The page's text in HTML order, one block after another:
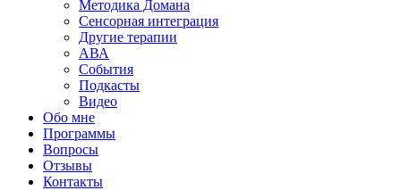
Методика Домана
Сенсорная интеграция
Другие терапии
АВА
События
Подкасты
Видео
Обо мне
Программы
Вопросы
Отзывы
Контакты